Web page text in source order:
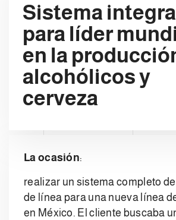
Sistema
para líder
en la
alcohólicos y
cerveza
La ocasión:
realizar un sistema completo
de línea para una nueva línea
en México. El cliente buscaba